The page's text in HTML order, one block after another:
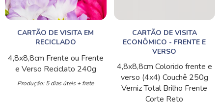
CARTÃO DE VISITA EM
RECICLADO
4,8x8,8cm Frente ou Frente
e Verso Reciclato 240g
Produção: 5 dias úteis + frete
CARTÃO DE VISITA
ECONÔMICO - FRENTE E
VERSO
4,8x8,8cm Colorido frente e
verso (4x4) Couchê 250g
Verniz Total Brilho Frente
Corte Reto